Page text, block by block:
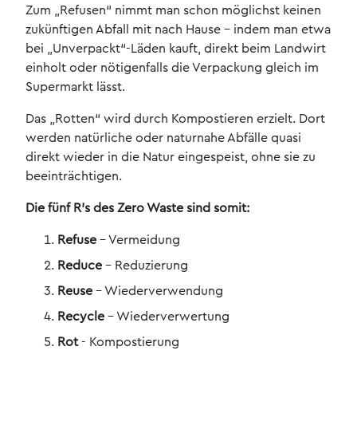
Zum „Refusen“ nimmt man schon möglichst keinen
zukünftigen Abfall mit nach Hause - indem man etwa
bei „Unverpackt“-Läden kauft, direkt beim Landwirt
einholt oder nötigenfalls die Verpackung gleich im
Supermarkt lässt.
Das „Rotten“ wird durch Kompostieren erzielt. Dort
werden natürliche oder naturnahe Abfälle quasi
direkt wieder in die Natur eingespeist, ohne sie zu
beeinträchtigen.
Die fünf R’s des Zero Waste sind somit:
Refuse – Vermeidung
Reduce – Reduzierung
Reuse – Wiederverwendung
Recycle – Wiederverwertung
Rot- Kompostierung